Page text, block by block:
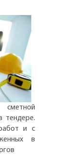
сметной
тендере.
и с
в